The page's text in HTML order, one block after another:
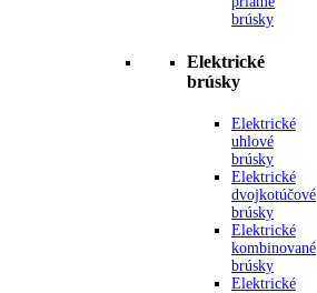
brúsky
Elektrické
brúsky
Elektrické
uhlové
brúsky
Elektrické
dvojkotúčové
brúsky
Elektrické
kombinované
brúsky
Elektrické